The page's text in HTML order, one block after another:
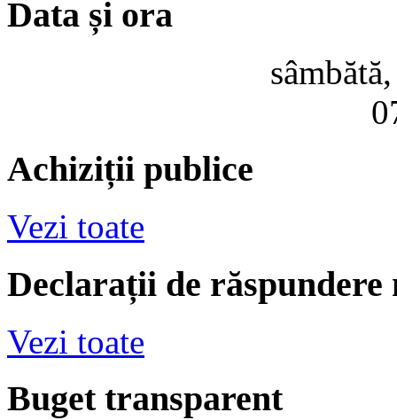
Data și ora
Achiziții publice
Vezi toate
Declarații de răspundere
Vezi toate
Buget transparent